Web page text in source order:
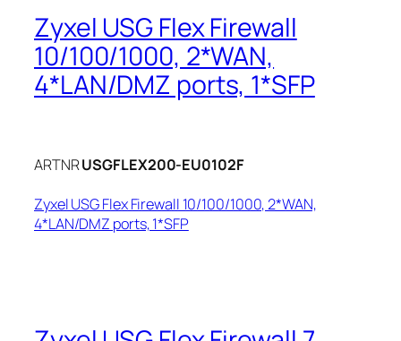
Zyxel USG Flex Firewall
10/100/1000, 2*WAN,
4*LAN/DMZ ports, 1*SFP
ARTNRUSGFLEX200-EU0102F
Zyxel USG Flex Firewall 10/100/1000, 2*WAN,
4*LAN/DMZ ports, 1*SFP